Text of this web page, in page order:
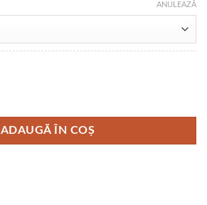
ANULEAZĂ
ADAUGĂ ÎN COȘ